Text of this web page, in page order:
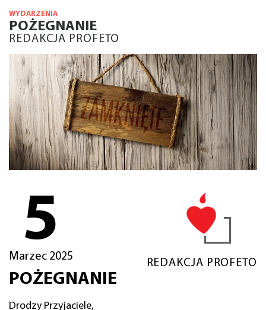
WYDARZENIA
POŻEGNANIE
REDAKCJA PROFETO
5
Marzec 2025
REDAKCJA PROFETO
POŻEGNANIE
Drodzy Przyjaciele,